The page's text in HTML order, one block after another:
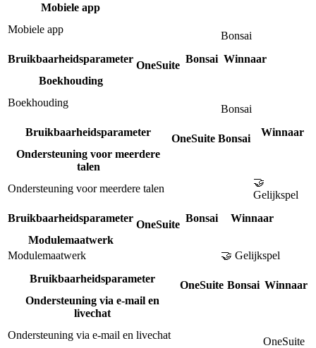
Mobiele app
Mobiele app
Bonsai
Bruikbaarheidsparameter
OneSuite
Bonsai Winnaar
Boekhouding
Boekhouding
Bonsai
Bruikbaarheidsparameter
OneSuite Bonsai
Winnaar
Ondersteuning voor meerdere
talen
Ondersteuning voor meerdere talen
🤝
Gelijkspel
Bruikbaarheidsparameter
OneSuite
Bonsai
Winnaar
Modulemaatwerk
Modulemaatwerk
🤝 Gelijkspel
Bruikbaarheidsparameter
OneSuite Bonsai Winnaar
Ondersteuning via e-mail en
livechat
Ondersteuning via e-mail en livechat
OneSuite